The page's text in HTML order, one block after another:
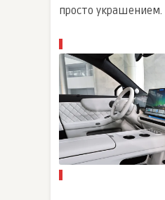
просто украшением.